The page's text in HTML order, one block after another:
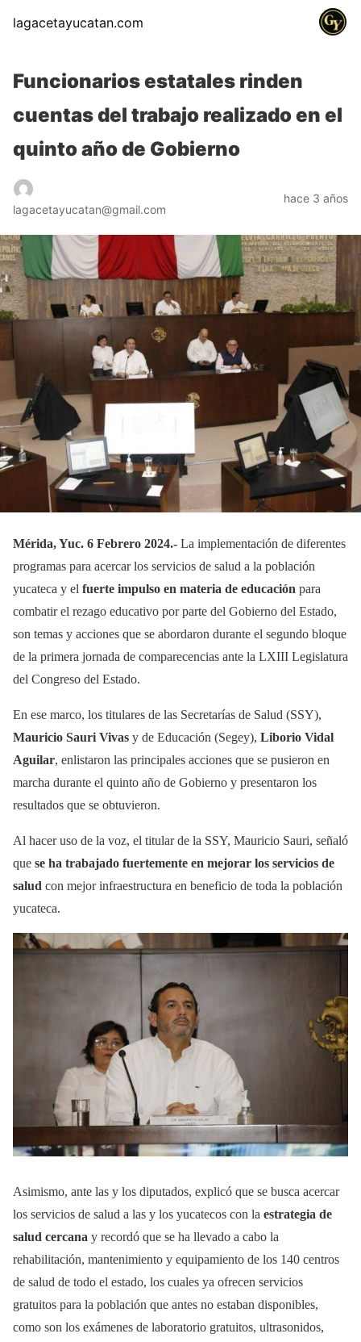
lagacetayucatan.com
Funcionarios estatales rinden
cuentas del trabajo realizado en el
quinto año de Gobierno
lagacetayucatan@gmail.com
hace 3 años
Mérida, Yuc. 6 Febrero 2024.- La implementación de diferentes
programas para acercar los servicios de salud a la población
yucateca y el fuerte impulso en materia de educación para
combatir el rezago educativo por parte del Gobierno del Estado,
son temas y acciones que se abordaron durante el segundo bloque
de la primera jornada de comparecencias ante la LXIII Legislatura
del Congreso del Estado.
En ese marco, los titulares de las Secretarías de Salud (SSY),
Mauricio Sauri Vivas y de Educación (Segey), Liborio Vidal
Aguilar, enlistaron las principales acciones que se pusieron en
marcha durante el quinto año de Gobierno y presentaron los
resultados que se obtuvieron.
Al hacer uso de la voz, el titular de la SSY, Mauricio Sauri, señaló
que se ha trabajado fuertemente en mejorar los servicios de
salud con mejor infraestructura en beneficio de toda la población
yucateca.
Asimismo, ante las y los diputados, explicó que se busca acercar
los servicios de salud a las y los yucatecos con la estrategia de
salud cercana y recordó que se ha llevado a cabo la
rehabilitación, mantenimiento y equipamiento de los 140 centros
de salud de todo el estado, los cuales ya ofrecen servicios
gratuitos para la población que antes no estaban disponibles,
como son los exámenes de laboratorio gratuitos, ultrasonidos,